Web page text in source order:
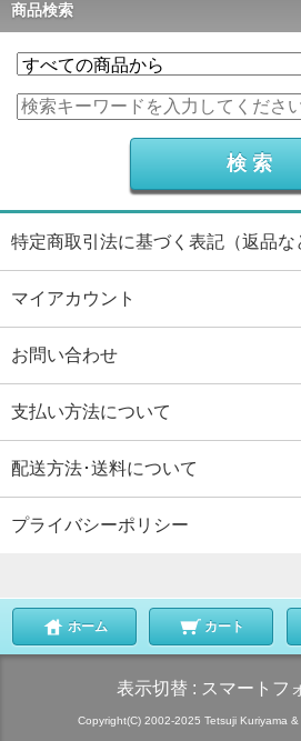
商品検索
特定商取引法に基づく表記（返品な
マイアカウント
お問い合わせ
支払い方法について
配送方法･送料について
プライバシーポリシー
ホーム カート
表示切替 : スマートフ
Copyright(C) 2002-2025 Tetsuji Kuriyama &